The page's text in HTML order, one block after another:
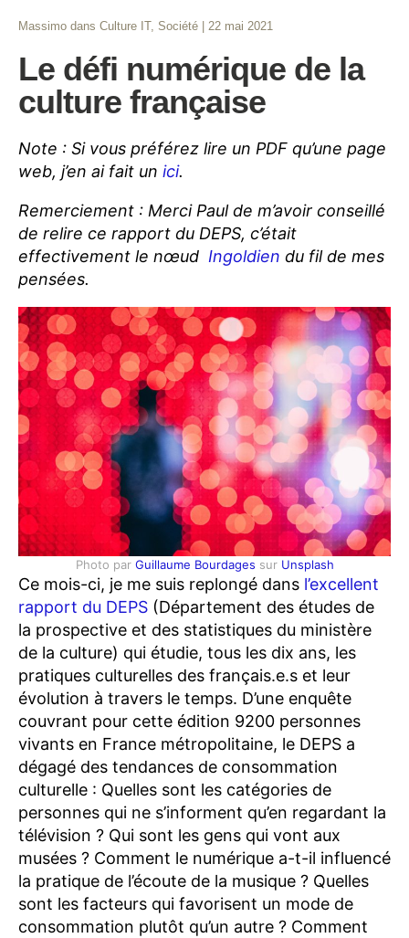
Massimo dans Culture IT, Société 22 mai 2021
Le défi numérique de la
culture française
Note : Si vous préférez lire un PDF qu’une page
web, j’en ai fait un ici.
Remerciement : Merci Paul de m’avoir conseillé
de relire ce rapport du DEPS, c’était
effectivement le nœud Ingoldien du fil de mes
pensées.
Photo par Guillaume Bourdages sur Unsplash
Ce mois-ci, je me suis replongé dans l’excellent
rapport du DEPS (Département des études de
la prospective et des statistiques du ministère
de la culture) qui étudie, tous les dix ans, les
pratiques culturelles des français.e.s et leur
évolution à travers le temps. D’une enquête
couvrant pour cette édition 9200 personnes
vivants en France métropolitaine, le DEPS a
dégagé des tendances de consommation
culturelle : Quelles sont les catégories de
personnes qui ne s’informent qu’en regardant la
télévision ? Qui sont les gens qui vont aux
musées ? Comment le numérique a-t-il influencé
la pratique de l’écoute de la musique ? Quelles
sont les facteurs qui favorisent un mode de
consommation plutôt qu’un autre ? Comment